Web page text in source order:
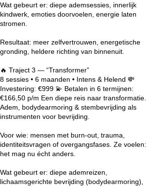
Wat gebeurt er: diepe ademsessies, innerlijk
kindwerk, emoties doorvoelen, energie laten
stromen.
Resultaat: meer zelfvertrouwen, energetische
gronding, heldere richting van binnenuit.
🔥 Traject 3 — “Transformer”
8 sessies • 6 maanden • Intens & Helend 💸
Investering: €999 💫 Betalen in 6 termijnen:
€166,50 p/m Een diepe reis naar transformatie.
Adem, bodydearmoring & stembevrijding als
instrumenten voor bevrijding.
Voor wie: mensen met burn-out, trauma,
identiteitsvragen of overgangsfases. Ze voelen:
het mag nu écht anders.
Wat gebeurt er: diepe ademreizen,
lichaamsgerichte bevrijding (bodydearmoring),